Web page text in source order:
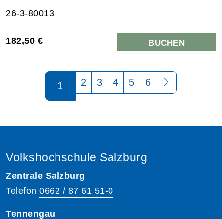
26-3-80013
182,50 € BUCHEN
Seite 1 von 6
1 2 3 4 5 6
Volkshochschule Salzburg
Zentrale Salzburg
Telefon 0662 / 87 61 51-0
Tennengau